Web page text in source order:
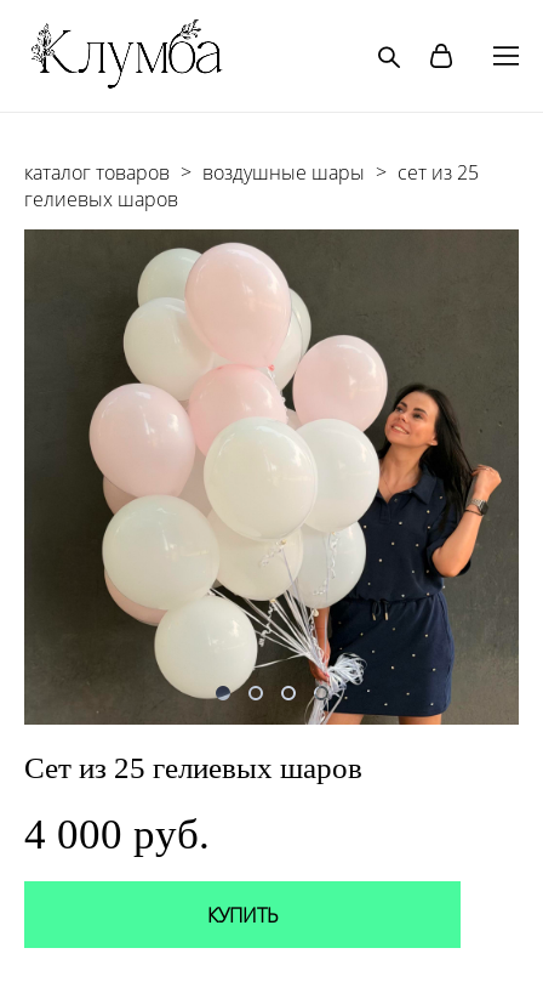
каталог товаров > воздушные шары > сет из 25
гелиевых шаров
Сет из 25 гелиевых шаров
4 000 pуб.
КУПИТЬ